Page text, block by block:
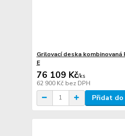
Grilovací deska kombinovaná
E
76 109 Kč/ks
62 900 Kč bez DPH
Přidat do